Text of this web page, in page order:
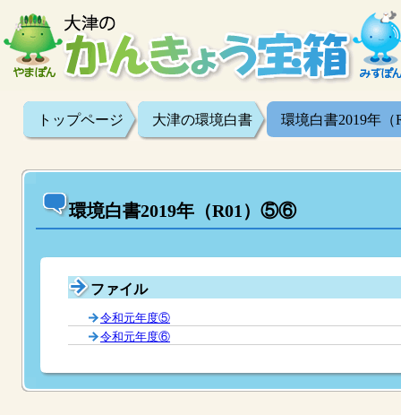
トップページ 大津の環境白書 環境白書2019年
環境白書2019年（R01）⑤⑥
ファイル
令和元年度⑤
令和元年度⑥